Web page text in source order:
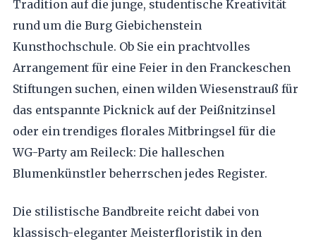
Tradition auf die junge, studentische Kreativität
rund um die Burg Giebichenstein
Kunsthochschule. Ob Sie ein prachtvolles
Arrangement für eine Feier in den Franckeschen
Stiftungen suchen, einen wilden Wiesenstrauß für
das entspannte Picknick auf der Peißnitzinsel
oder ein trendiges florales Mitbringsel für die
WG-Party am Reileck: Die halleschen
Blumenkünstler beherrschen jedes Register.
Die stilistische Bandbreite reicht dabei von
klassisch-eleganter Meisterfloristik in den